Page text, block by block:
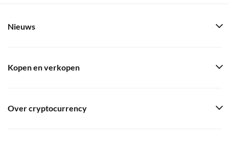
Nieuws
Kopen en verkopen
Over cryptocurrency